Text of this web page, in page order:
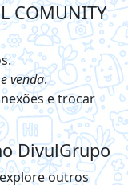
COMUNITY
venda.
e trocar
DivulGrupo
outros